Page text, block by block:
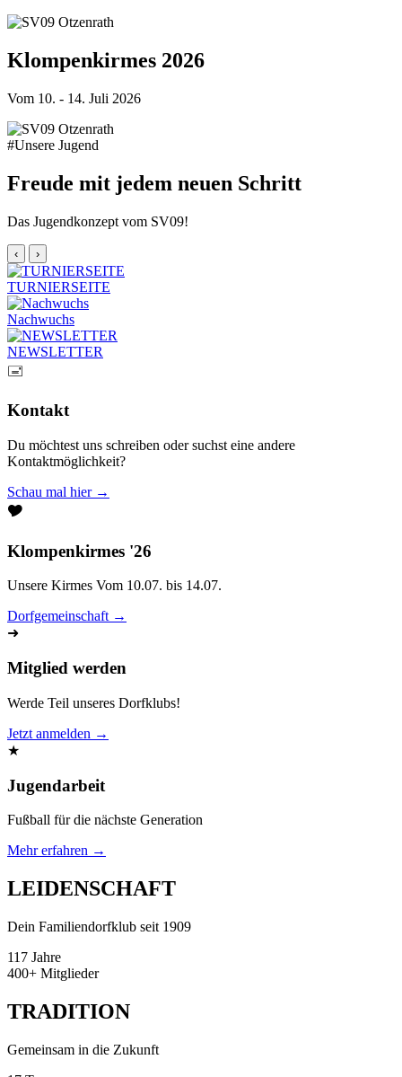
Klompenkirmes 2026
Vom 10. - 14. Juli 2026
#Unsere Jugend
Freude mit jedem neuen Schritt
Das Jugendkonzept vom SV09!
‹ ›
TURNIERSEITE
Nachwuchs
NEWSLETTER
🖃
Kontakt
Du möchtest uns schreiben oder suchst eine andere
Kontaktmöglichkeit?
Schau mal hier →
🎔
Klompenkirmes '26
Unsere Kirmes Vom 10.07. bis 14.07.
Dorfgemeinschaft →
➜
Mitglied werden
Werde Teil unseres Dorfklubs!
Jetzt anmelden →
★
Jugendarbeit
Fußball für die nächste Generation
Mehr erfahren →
LEIDENSCHAFT
Dein Familiendorfklub seit 1909
117 Jahre
400+ Mitglieder
TRADITION
Gemeinsam in die Zukunft